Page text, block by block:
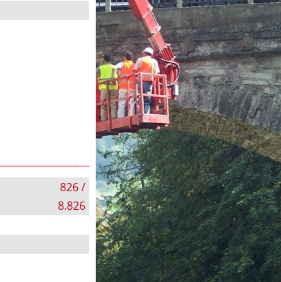
826 /
8.826